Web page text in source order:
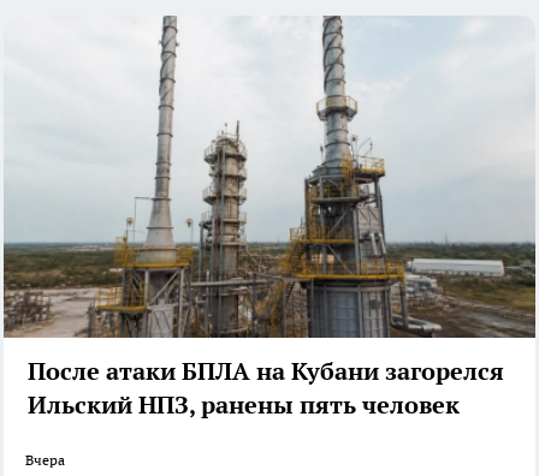
После атаки БПЛА на Кубани загорелся
Ильский НПЗ, ранены пять человек
Вчера